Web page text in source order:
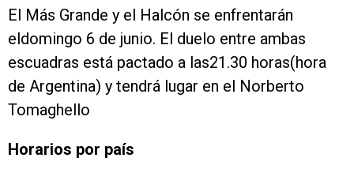
El Más Grande y el Halcón se enfrentarán
eldomingo 6 de junio. El duelo entre ambas
escuadras está pactado a las21.30 horas(hora
de Argentina) y tendrá lugar en el Norberto
Tomaghello
Horarios por país